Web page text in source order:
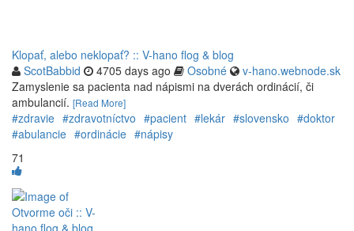
Klopať, alebo neklopať? :: V-hano flog & blog
ScotBabbid
4705 days ago Osobné
v-hano.webnode.sk
Zamyslenie sa pacienta nad nápismi na dverách ordinácií, či
ambulancií. [Read More]
#zdravie #zdravotníctvo #pacient #lekár #slovensko #doktor
#abulancie #ordinácie #nápisy
71